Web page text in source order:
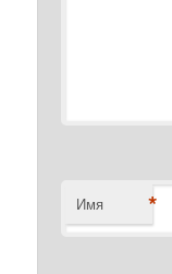
Имя *